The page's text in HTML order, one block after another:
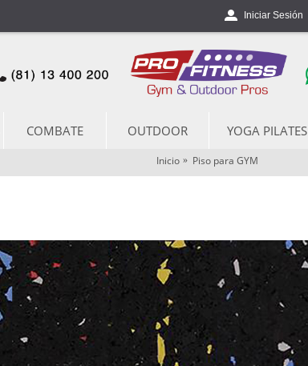
Iniciar Sesión
COMBATE OUTDOOR YOGA PILATES
Inicio Piso para GYM